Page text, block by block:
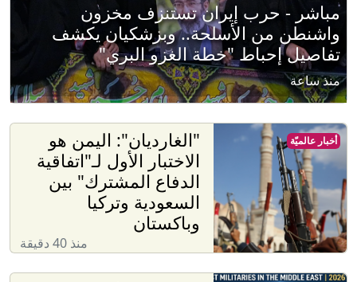
مباشر - حرب إيران تستنزف مخزون
واشنطن من الأسلحة.. وبزشكيان يكشف
تفاصيل إحباط "خطة الغزو البري"
منذ ساعة
"الغارديان": اليمن هو
الاختبار الأول لـ"اتفاقية
الدفاع المشترك" بين
السعودية وتركيا
وباكستان
منذ 40 دقيقة
أخبار عالميّة